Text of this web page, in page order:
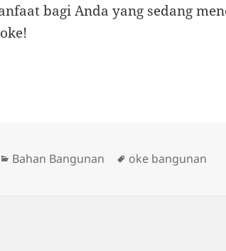
bagi Anda yang sedang
Categories
Bahan Bangunan Tags
oke bangunan